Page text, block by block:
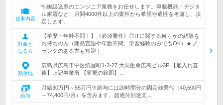
仕事内容
制御組込系のエンジニア業務をお任せします。車載機器・デジタ
ル家電など、月間4000件以上の案件から希望や適性を考慮し、決
定します。
対象と
なる方
【学歴・年齢不問！】《必須要件》◎ITに関する何らかの経験を
お持ちの方（開発言語や年数不問、学習経験のみでもOK）★ブ
ランクのある方も歓迎！
勤務地
広島県広島市中区紙屋町1-2-27 大同生命広島ビル3F 【雇入れ直
後】上記事業所 【変更の範囲】…
給与
月給30万円～55万円※給与には20時間分の固定残業代（40,600円
～74,400円/月）を含みます。超過分別途支…